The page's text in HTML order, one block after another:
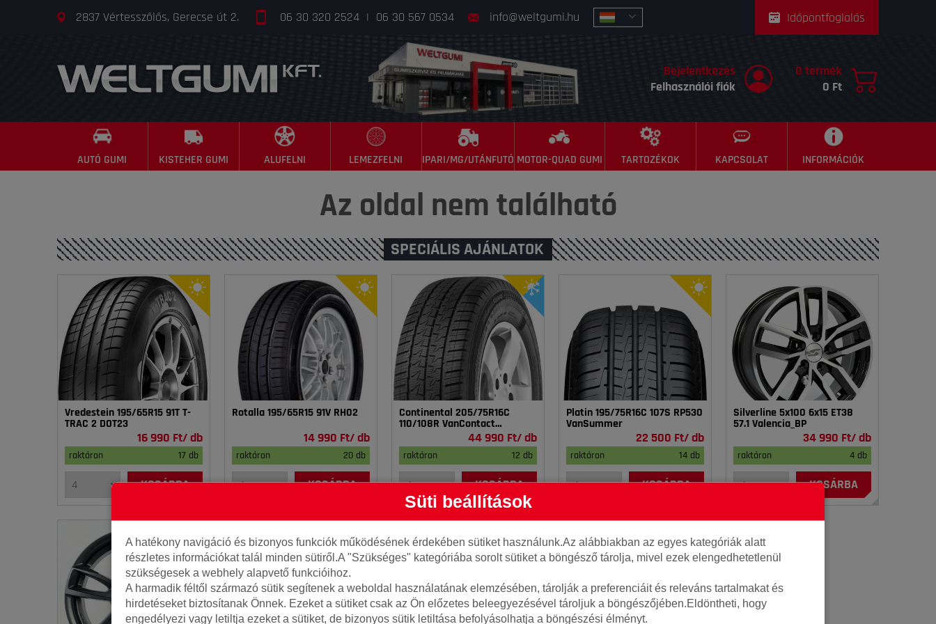
2837 Vértesszőlős, Gerecse út 2. 06 30 320 2524 | 06 30 567 0534 info@weltgumi.hu Időpontfoglalás
Bejelentkezés
Felhasználói fiók
0 termék
0 Ft
AUTÓ GUMI KISTEHER GUMI ALUFELNI LEMEZFELNI IPARI/MG/UTÁNFUTÓ MOTOR-QUAD GUMI TARTOZÉKOK KAPCSOLAT INFORMÁCIÓK
Az oldal nem található
SPECIÁLIS AJÁNLATOK
Vredestein 195/65R15 91T T-
TRAC 2 DOT23
16 990 Ft/ db
raktáron 17 db
KOSÁRBA
Rotalla 195/65R15 91V RH02
14 990 Ft/ db
raktáron 20 db
KOSÁRBA
Continental 205/75R16C
110/108R VanContact
44 990 Ft/ db
raktáron 12 db
KOSÁRBA
Platin 195/75R16C 107S RP530
VanSummer
22 500 Ft/ db
raktáron 14 db
KOSÁRBA
Silverline 5x100 6x15 ET38
57.1 Valencia_BP
34 990 Ft/ db
raktáron 4 db
KOSÁRBA
Süti beállítások
A hatékony navigáció és bizonyos funkciók működésének érdekében sütiket használunk.Az alábbiakban az egyes kategóriák alatt
részletes információkat talál minden sütiről.A "Szükséges" kategóriába sorolt sütiket a böngésző tárolja, mivel ezek elengedhetetlenül
szükségesek a webhely alapvető funkcióihoz.
A harmadik féltől származó sütik segítenek a weboldal használatának elemzésében, tárolják a preferenciáit és releváns tartalmakat és
hirdetéseket biztosítanak Önnek. Ezeket a sütiket csak az Ön előzetes beleegyezésével tároljuk a böngészőjében.Eldöntheti, hogy
engedélyezi vagy letiltja ezeket a sütiket, de bizonyos sütik letiltása befolyásolhatja a böngészési élményt.